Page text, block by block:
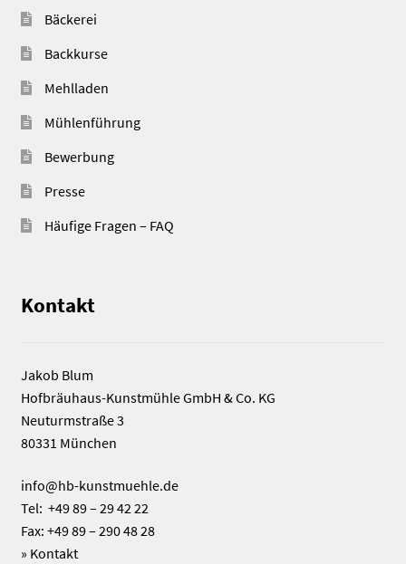
Bäckerei
Backkurse
Mehlladen
Mühlenführung
Bewerbung
Presse
Häufige Fragen – FAQ
Kontakt
Jakob Blum
Hofbräuhaus-Kunstmühle GmbH & Co. KG
Neuturmstraße 3
80331 München
info@hb-kunstmuehle.de
Tel: +49 89 – 29 42 22
Fax: +49 89 – 290 48 28
» Kontakt